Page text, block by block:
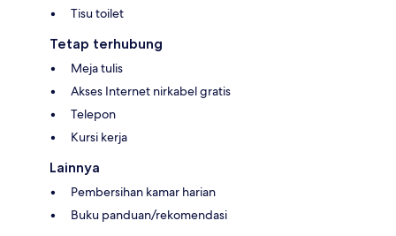
Tisu toilet
Tetap terhubung
Meja tulis
Akses Internet nirkabel gratis
Telepon
Kursi kerja
Lainnya
Pembersihan kamar harian
Buku panduan/rekomendasi